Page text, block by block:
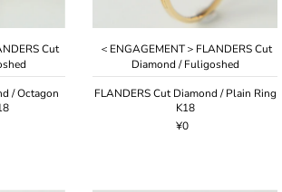
Cut
/ Octagon
＜ENGAGEMENT＞FLANDERS Cut
Diamond / Fuligoshed
FLANDERS Cut Diamond / Plain Ring
K18
¥0